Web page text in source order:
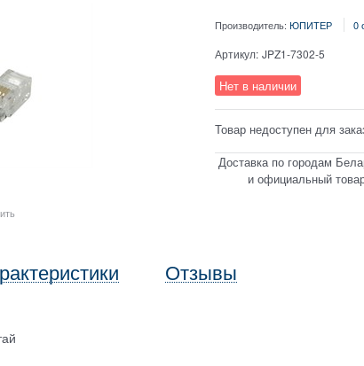
Производитель: ЮПИТЕР 0
Артикул: JPZ1-7302-5
Нет в наличии
Товар недоступен для
Доставка по городам
и официальный
Отзывы